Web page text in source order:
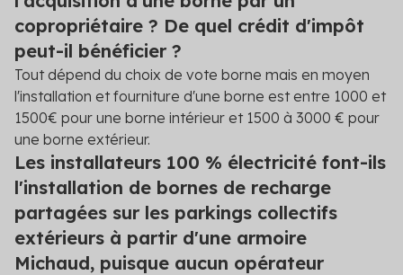
copropriétaire ? De quel crédit d'impôt
peut-il bénéficier ?
Tout dépend du choix de vote borne mais en moyen
l'installation et fourniture d'une borne est entre 1000 et
1500€ pour une borne intérieur et 1500 à 3000 € pour
une borne extérieur.
Les installateurs 100 % électricité font-ils
l'installation de bornes de recharge
partagées sur les parkings collectifs
extérieurs à partir d'une armoire
Michaud, puisque aucun opérateur